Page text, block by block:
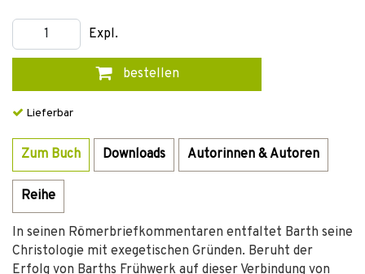
Expl.
bestellen
Lieferbar
Zum Buch Downloads Autorinnen & Autoren
Reihe
In seinen Römerbriefkommentaren entfaltet Barth seine
Christologie mit exegetischen Gründen. Beruht der
Erfolg von Barths Frühwerk auf dieser Verbindung von